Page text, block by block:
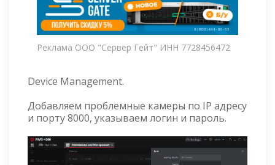
Реклама ООО "Сервер Гейт" ИНН 7728456472
Device Management.
Добавляем проблемные камеры по IP адресу
и порту 8000, указываем логин и пароль.